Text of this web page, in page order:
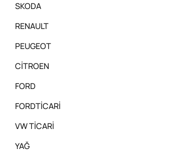
SKODA
RENAULT
PEUGEOT
CİTROEN
FORD
FORDTİCARİ
VW TİCARİ
YAĞ